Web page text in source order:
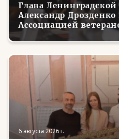
Глава Ленинградской
Александр Дрозденко
Ассоциацией
6 августа 2026 г.